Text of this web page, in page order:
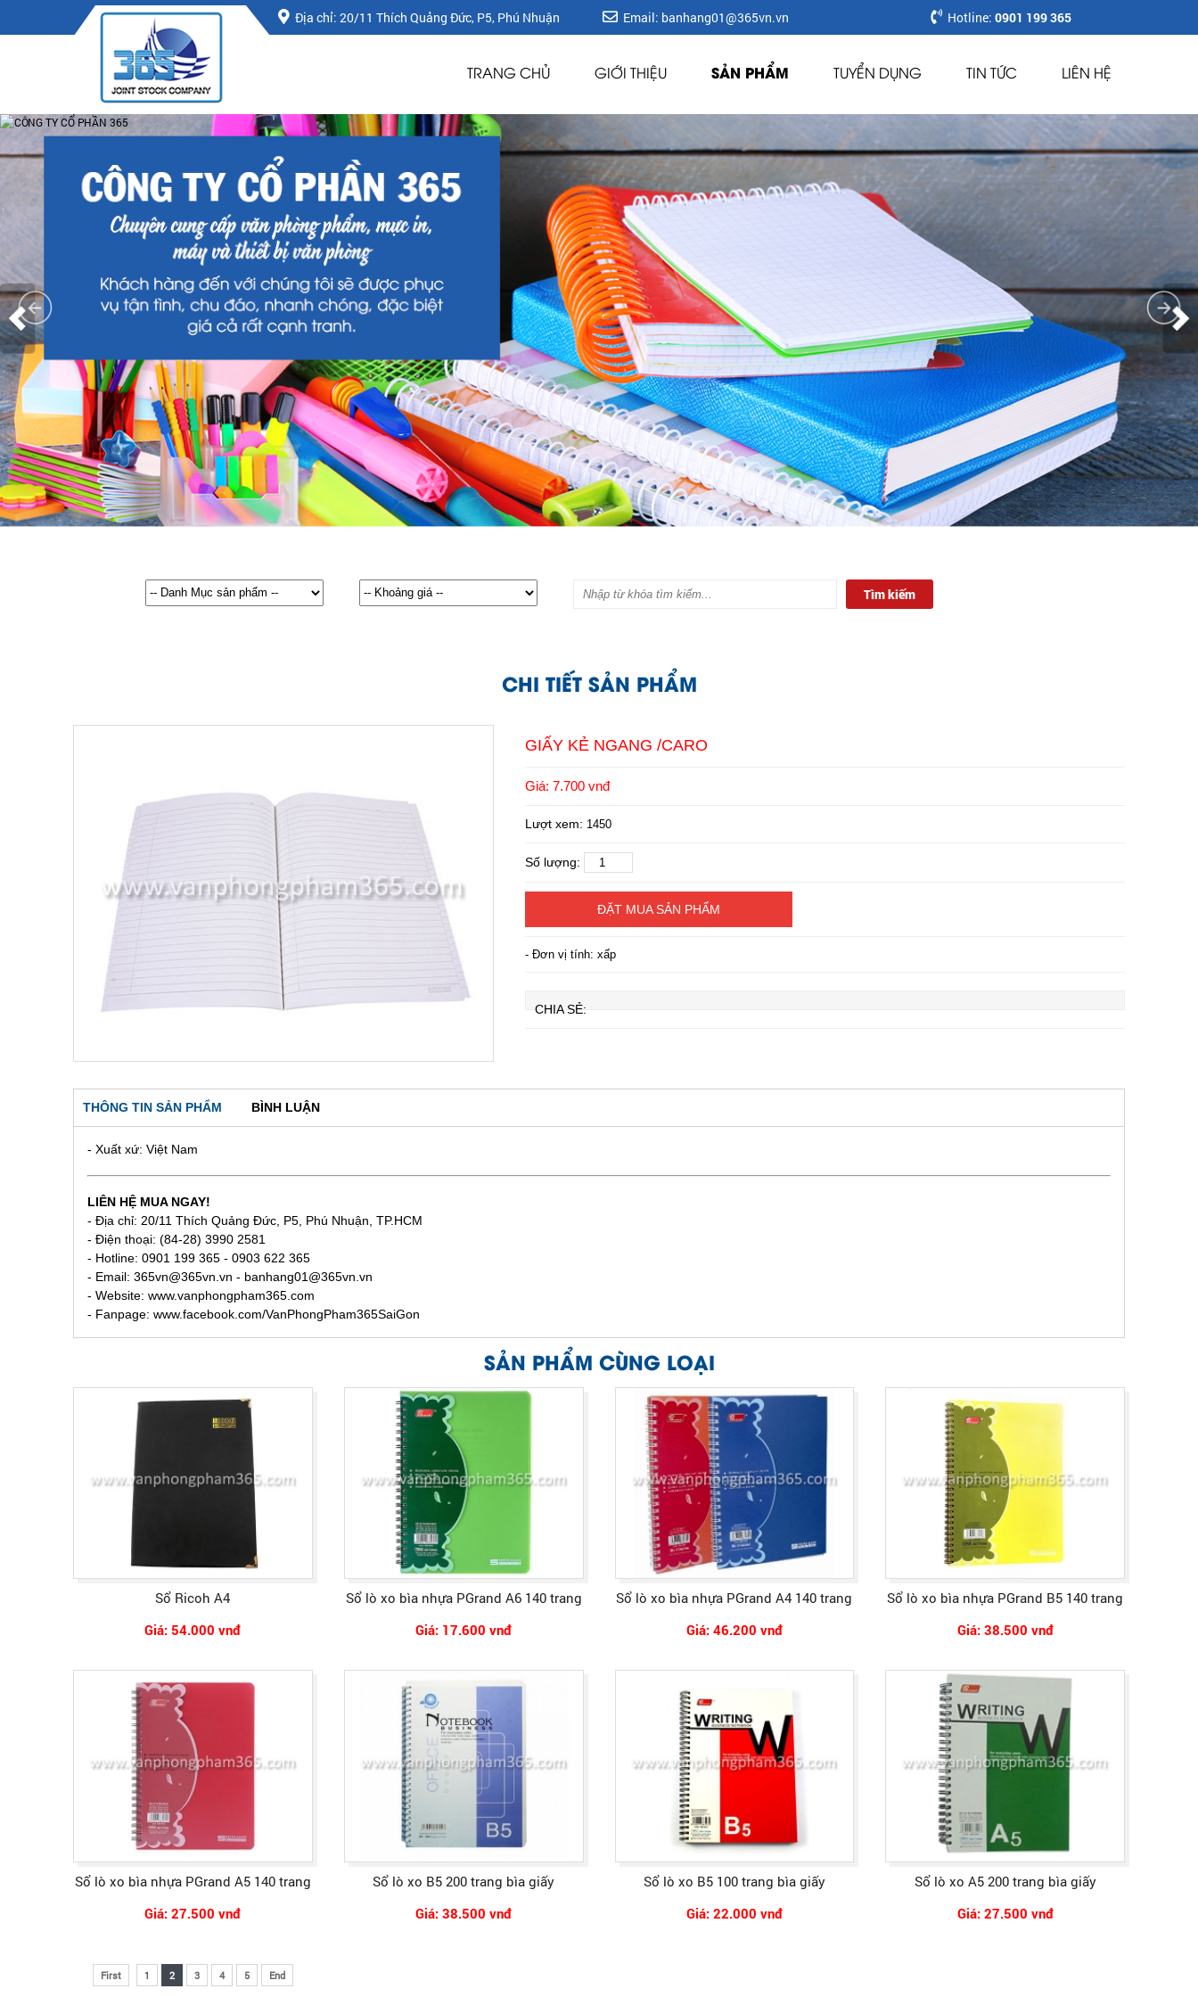
Địa chỉ: 20/11 Thích Quảng Đức, P5, Phú Nhuận Email: banhang01@365vn.vn Hotline: 0901 199 365
TRANG CHỦ GIỚI THIỆU SẢN PHẨM TUYỂN DỤNG TIN TỨC LIÊN HỆ
Tìm kiếm
CHI TIẾT SẢN PHẨM
GIẤY KẺ NGANG /CARO
Giá: 7.700 vnđ
Lượt xem: 1450
Số lượng:
ĐẶT MUA SẢN PHẨM
- Đơn vị tính: xấp
CHIA SẺ:
THÔNG TIN SẢN PHẨM BÌNH LUẬN
- Xuất xứ: Việt Nam
LIÊN HỆ MUA NGAY!
- Địa chỉ: 20/11 Thích Quảng Đức, P5, Phú Nhuận, TP.HCM
- Điện thoại: (84-28) 3990 2581
- Hotline: 0901 199 365 - 0903 622 365
- Email: 365vn@365vn.vn - banhang01@365vn.vn
- Website: www.vanphongpham365.com
- Fanpage: www.facebook.com/VanPhongPham365SaiGon
SẢN PHẨM CÙNG LOẠI
Sổ Ricoh A4
Giá: 54.000 vnđ
Sổ lò xo bìa nhựa PGrand A6 140 trang
Giá: 17.600 vnđ
Sổ lò xo bìa nhựa PGrand A4 140 trang
Giá: 46.200 vnđ
Sổ lò xo bìa nhựa PGrand B5 140 trang
Giá: 38.500 vnđ
Sổ lò xo bìa nhựa PGrand A5 140 trang
Giá: 27.500 vnđ
Sổ lò xo B5 200 trang bìa giấy
Giá: 38.500 vnđ
Sổ lò xo B5 100 trang bìa giấy
Giá: 22.000 vnđ
Sổ lò xo A5 200 trang bìa giấy
Giá: 27.500 vnđ
First 1 2 3 4 5 End